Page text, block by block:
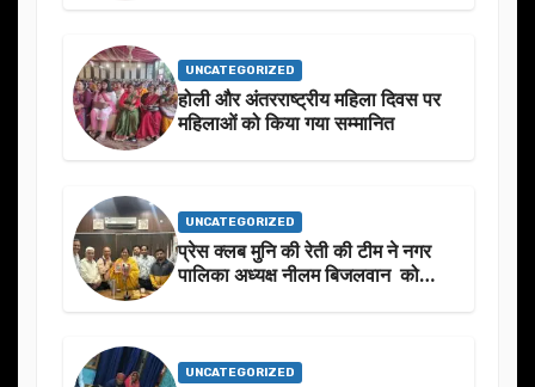
UNCATEGORIZED
होली और अंतरराष्ट्रीय महिला दिवस पर
महिलाओं को किया गया सम्मानित
UNCATEGORIZED
प्रेस क्लब मुनि की रेती की टीम ने नगर
पालिका अध्यक्ष नीलम बिजलवान को
UNCATEGORIZED